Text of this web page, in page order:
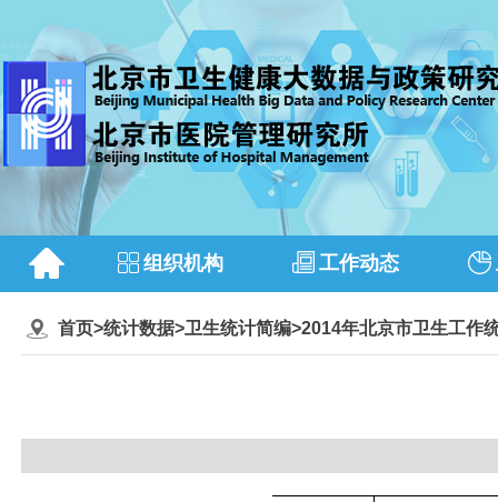
组织机构 工作动态
首页>统计数据>卫生统计简编>2014年北京市卫生工作